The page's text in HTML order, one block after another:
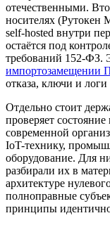
отечественными.
носителях (Рутокен
self-hosted внутри
остаётся под
требований 152-ФЗ.
импортозамещении
отказа, ключи и
Отдельно стоит
проверяет
современной
IoT-технику,
оборудование. Для
разбирали их в
архитектуре
полноправные
принципы